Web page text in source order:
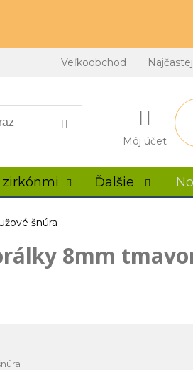
Veľkoobchod
Môj účet
Ďalšie
šnúra
8mm